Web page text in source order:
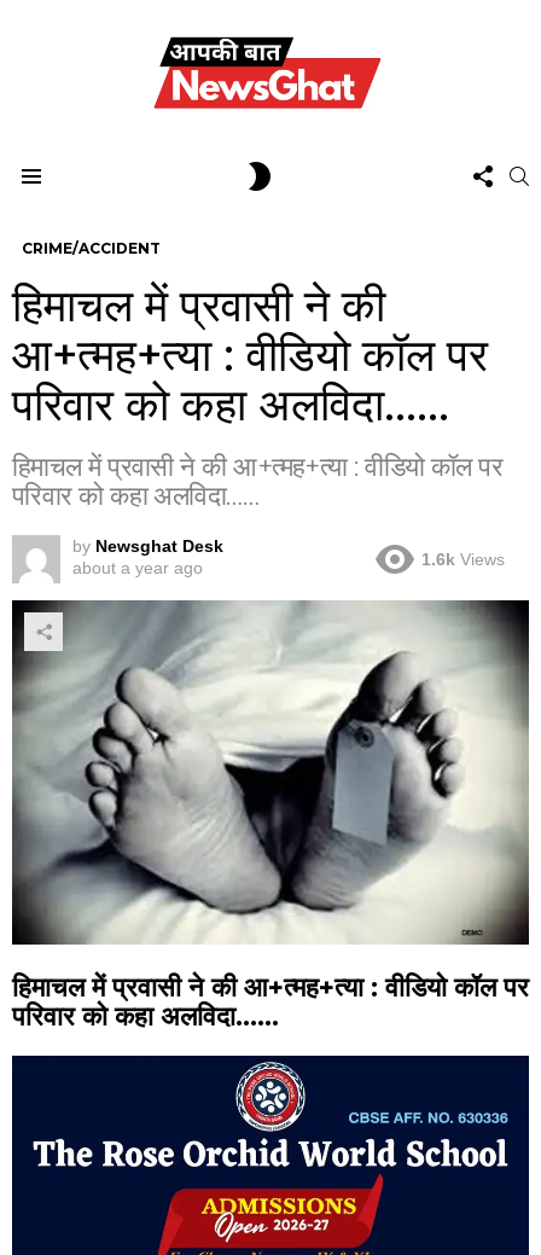
US
CRIME/ACCIDENT
हिमाचल में प्रवासी ने की
आ+त्मह+त्या : वीडियो कॉल पर
परिवार को कहा अलविदा……
हिमाचल में प्रवासी ने की आ+त्मह+त्या : वीडियो कॉल पर
परिवार को कहा अलविदा……
by Newsghat Desk
about a year ago
1.6k Views
हिमाचल में प्रवासी ने की आ+त्मह+त्या : वीडियो कॉल पर
परिवार को कहा अलविदा……